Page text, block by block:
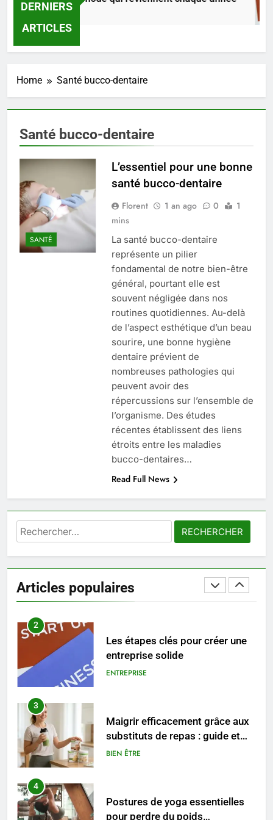
DERNIERS
ARTICLES
2 Jours Ago
Home Santé bucco-dentaire
Santé bucco-dentaire
SANTÉ
L’essentiel pour une bonne
santé bucco-dentaire
Florent 1 an ago 0
1
mins
La santé bucco-dentaire
représente un pilier
fondamental de notre bien-être
général, pourtant elle est
souvent négligée dans nos
routines quotidiennes. Au-delà
de l’aspect esthétique d’un beau
sourire, une bonne hygiène
dentaire prévient de
nombreuses pathologies qui
peuvent avoir des
répercussions sur l’ensemble de
l’organisme. Des études
récentes établissent des liens
étroits entre les maladies
bucco-dentaires…
Read Full News
Rechercher :
Articles populaires
5
Infection chronique de l’oreille :
tout ce qu’il faut savoir sur les
saignements
SANTÉ
Les secrets révélés pour une
peau éclatante grâce à The
Ordinary
SANTÉ
Prévenir les chutes chez les
seniors: aménagement et
exercices
BIEN ÊTRE
Voyance à La Rochelle : où
sérieux à un tarif juste ?
BIEN ÊTRE
1
reviennent chaque année
MODE
2
Les étapes clés pour créer une
entreprise solide
ENTREPRISE
3
Maigrir efficacement grâce aux
substituts de repas : guide et
conseils pratiques
BIEN ÊTRE
4
Postures de yoga essentielles
pour perdre du poids